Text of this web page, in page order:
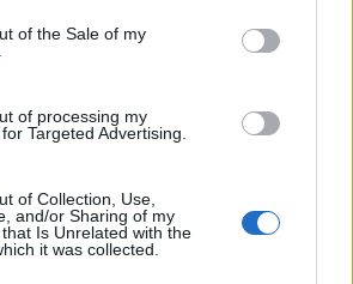
of the Sale of my
of processing my
Targeted Advertising.
of Collection, Use,
and/or Sharing of my
Is Unrelated with the
it was collected.
i film che hanno rivoluzionato
2026